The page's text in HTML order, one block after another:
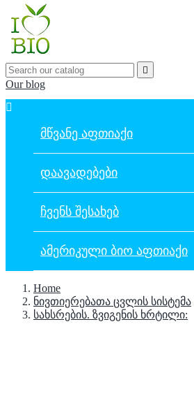

Our blog

ᲛᲬᲕᲐᲜᲔ ᲐᲤᲗᲘᲐᲥᲘ
ᲓᲐᲐᲕᲐᲓᲔᲑᲔᲑᲘ
ᲩᲕᲔᲜᲡ ᲨᲔᲡᲐᲮᲔᲑ
ᲐᲛᲔᲠᲘᲙᲣᲚᲘ ᲑᲘᲝ ᲐᲤᲗᲘᲐᲥᲘ
Home
ნივთიერებათა ცვლის სისტემა
სახსრების. ზვიგენის ხრტილი: